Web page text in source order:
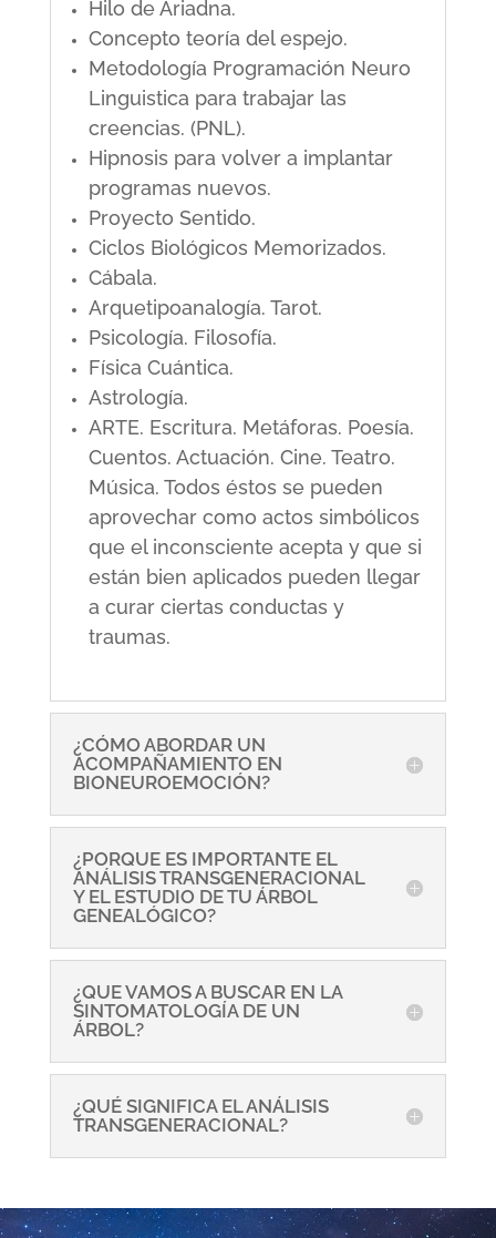
Hilo de Ariadna.
Concepto teoría del espejo.
Metodología Programación Neuro
Linguistica para trabajar las
creencias. (PNL).
Hipnosis para volver a implantar
programas nuevos.
Proyecto Sentido.
Ciclos Biológicos Memorizados.
Cábala.
Arquetipoanalogía. Tarot.
Psicología. Filosofía.
Física Cuántica.
Astrología.
ARTE. Escritura. Metáforas. Poesía.
Cuentos. Actuación. Cine. Teatro.
Música. Todos éstos se pueden
aprovechar como actos simbólicos
que el inconsciente acepta y que si
están bien aplicados pueden llegar
a curar ciertas conductas y
traumas.
¿CÓMO ABORDAR UN
ACOMPAÑAMIENTO EN
BIONEUROEMOCIÓN?
¿PORQUE ES IMPORTANTE EL
ANÁLISIS TRANSGENERACIONAL
Y EL ESTUDIO DE TU ÁRBOL
GENEALÓGICO?
¿QUE VAMOS A BUSCAR EN LA
SINTOMATOLOGÍA DE UN
ÁRBOL?
¿QUÉ SIGNIFICA EL ANÁLISIS
TRANSGENERACIONAL?